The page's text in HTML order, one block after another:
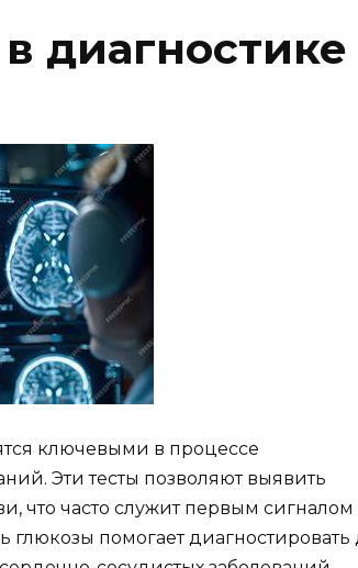
диагностике
ключевыми в процессе
Эти тесты позволяют выявить
что часто служит первым сигналом
помогает диагностировать